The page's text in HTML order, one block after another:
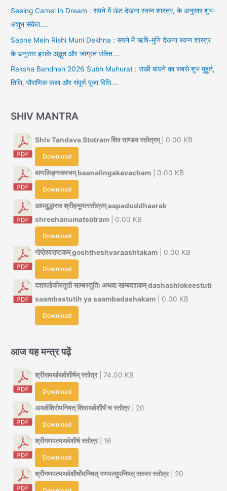
Seeing Camel in Dream : सपने में ऊंट देखना स्वप्न शास्त्र, के अनुसार शुभ-
अशुभ संकेत….
Sapne Mein Rishi Muni Dekhna : सपने में ऋषि-मुनि देखना स्वप्न शास्त्र
के अनुसार इसके अद्भुत और जाग्रत संकेत….
Raksha Bandhan 2026 Subh Muhurat : राखी बांधने का सबसे शुभ मुहूर्त,
तिथि, पौराणिक कथा और संपूर्ण पूजा विधि….
SHIV MANTRA
Shiv Tandava Stotram शिव ताण्डव स्तोत्रम्| 0.00 KB
Download
बाणलिङ्गकवचम् baanalingakavacham | 0.00 KB
Download
आपदुद्धारक श्रीहनूमत्स्तोत्रम् aapaduddhaarak
shreehanumatsotram | 0.00 KB
Download
गोष्ठेश्वराष्टकम् goshtheshvaraashtakam | 0.00 KB
Download
दशश्लोकीस्तुती साम्बस्तुतिः अथवा साम्बदशकम् dashashlokeestuti
saambastutih ya saambadashakam | 0.00 KB
Download
आज यह मन्त्र पढ़ें
श्रीसमर्थाथर्वशीर्षम् स्तोत्र| 74.00 KB
Download
अथर्वशिरोपनिषत् शिवाथर्वशीर्षं च स्तोत्र| 20
Download
श्रीगणपत्यथर्वशीर्ष स्तोत्र| 16
Download
श्रीगणपत्यथर्वशीर्षोपनिषत् गणपत्युपनिषत् सस्वर स्तोत्र| 20